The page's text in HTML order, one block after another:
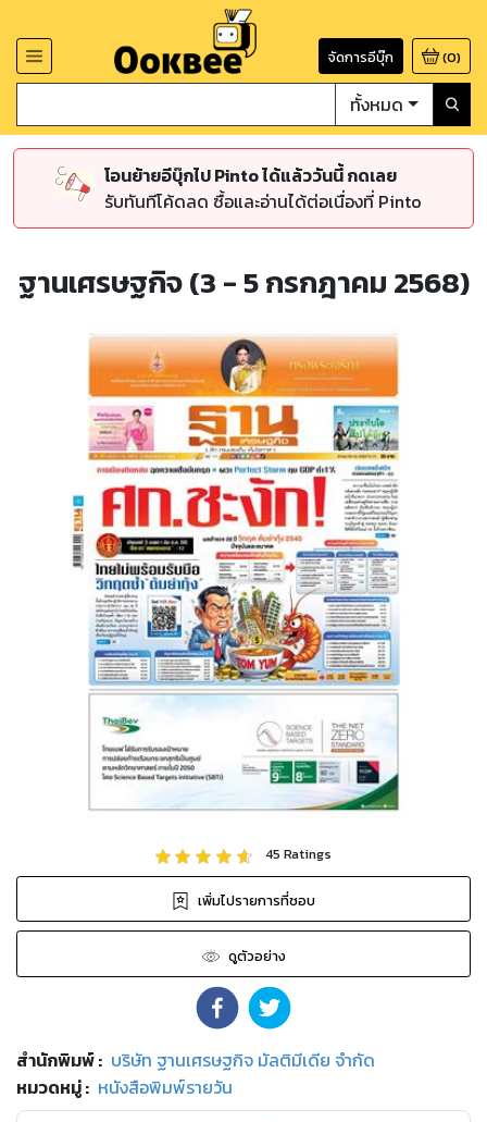
จัดการอีบุ๊ก (0)
ทั้งหมด
โอนย้ายอีบุ๊กไป Pinto ได้แล้ววันนี้ กดเลย
รับทันทีโค้ดลด ซื้อและอ่านได้ต่อเนื่องที่ Pinto
ฐานเศรษฐกิจ (3 - 5 กรกฎาคม 2568)
45 Ratings
เพิ่มไปรายการที่ชอบ
ดูตัวอย่าง
สำนักพิมพ์: บริษัท ฐานเศรษฐกิจ มัลติมีเดีย จำกัด
หมวดหมู่: หนังสือพิมพ์รายวัน